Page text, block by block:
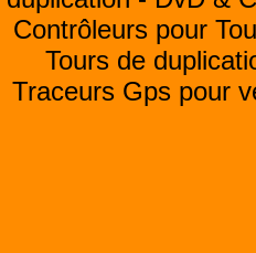
Contrôleurs pour
Tours de
Traceurs Gps pour